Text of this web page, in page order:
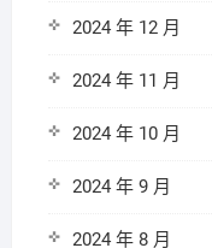
2024 年 12 月
2024 年 11 月
2024 年 10 月
2024 年 9 月
2024 年 8 月